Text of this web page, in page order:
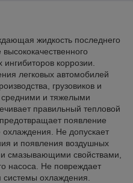
жидкость последнего
коррозии.
легковых автомобилей
грузовиков и
средними и тяжелыми
правильный тепловой
появление
охлаждения. Не допускает
и появления воздушных
смазывающими свойствами,
насоса. Не повреждает
системы охлаждения.